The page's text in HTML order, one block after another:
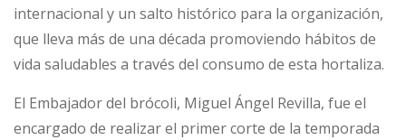
internacional y un salto histórico para la organización,
que lleva más de una década promoviendo hábitos de
vida saludables a través del consumo de esta hortaliza.
El Embajador del brócoli, Miguel Ángel Revilla, fue el
encargado de realizar el primer corte de la temporada